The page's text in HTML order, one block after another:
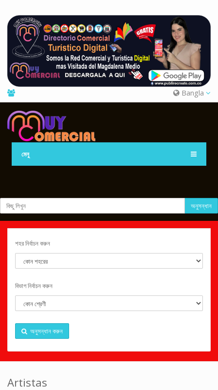
Bangla
মেনু
অনুসন্ধান
শহর নির্বাচন করুন
বিভাগ নির্বাচন করুন
অনুসন্ধান করুন
Artistas